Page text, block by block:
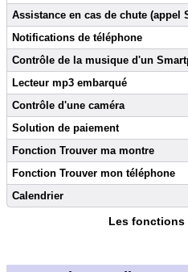
Assistance en cas de chute (appel
Notifications de téléphone
Contrôle de la musique d'un
Lecteur mp3 embarqué
Contrôle d'une caméra
Solution de paiement
Fonction Trouver ma montre
Fonction Trouver mon téléphone
Calendrier
Les fonctions